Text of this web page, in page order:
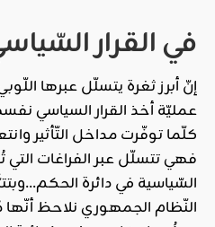
في القرار
إنّ أبرز ثغرة يتسلّل عبرها
عمليّة أخذ القرار السياسي
كلّما توفّرت مداخل التّأثير
فهي تتسلّل عبر الفراغات التي
السّياسية في دائرة
النّظام الجمهوري نلاحظ